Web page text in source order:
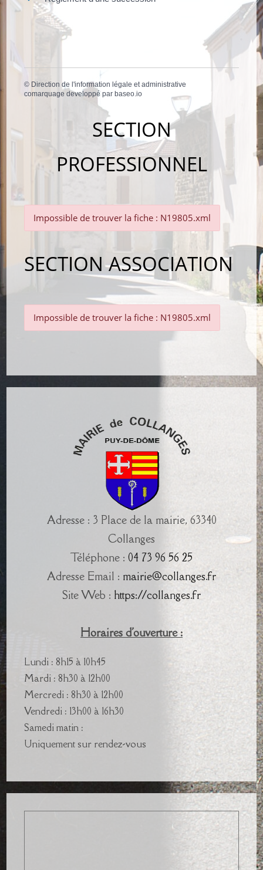
© Direction de l'information légale et administrative
comarquage developpé par baseo.io
SECTION
PROFESSIONNEL
Impossible de trouver la fiche : N19805.xml
SECTION ASSOCIATION
Impossible de trouver la fiche : N19805.xml
Adresse : 3 Place de la mairie, 63340
Collanges
Téléphone : 04 73 96 56 25
Adresse Email : mairie@collanges.fr
Site Web : https://collanges.fr
Horaires d'ouverture :
Lundi : 8h15 à 10h45
Mardi : 8h30 à 12h00
Mercredi : 8h30 à 12h00
Vendredi : 13h00 à 16h30
Samedi matin :
Uniquement sur rendez-vous